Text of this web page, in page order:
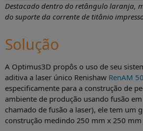
Destacado dentro do retângulo laranja,
do suporte da corrente de titânio
Solução
A Optimus3D propôs o uso de seu
aditiva a laser único Renishaw RenAM
especificamente para a construção de
ambiente de produção usando fusão
chamado de fusão a laser), ele tem um
construção medindo 250 mm x 250